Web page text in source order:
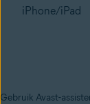
iPhone/iPad
Gebruik Avast-